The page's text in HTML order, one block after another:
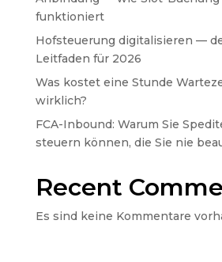
funktioniert
Hofsteuerung digitalisieren —
Leitfaden für 2026
Was kostet eine Stunde
wirklich?
FCA-Inbound: Warum Sie
steuern können, die Sie nie
Recent
Es sind keine Kommentare